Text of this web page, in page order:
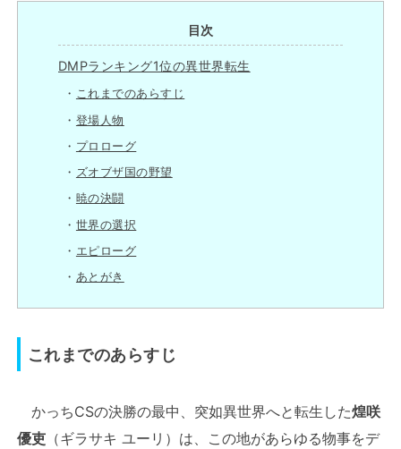
目次
DMPランキング1位の異世界転生
これまでのあらすじ
登場人物
プロローグ
ズオブザ国の野望
暁の決闘
世界の選択
エピローグ
あとがき
これまでのあらすじ
かっちCSの決勝の最中、突如異世界へと転生した煌咲
優吏 （ギラサキ ユーリ）は、この地があらゆる物事をデ